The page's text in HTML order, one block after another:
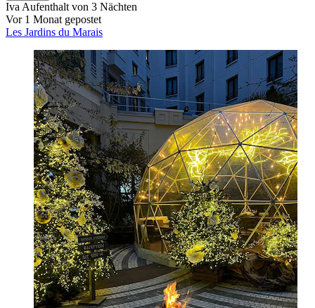
Iva Aufenthalt von 3 Nächten
Vor 1 Monat gepostet
Les Jardins du Marais